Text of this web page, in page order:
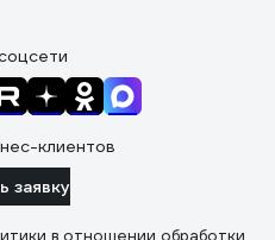
клиентов
заявку
в отношении обработки